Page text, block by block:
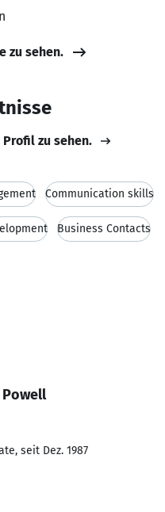
zu sehen.
Profil zu sehen.
Communication skills
Business Contacts
seit Dez. 1987